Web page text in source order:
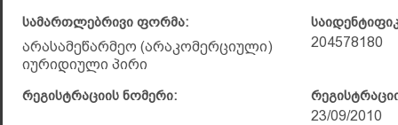
სამართლებრივი ფორმა:
არასამეწარმეო (არაკომერციული)
იურიდიული პირი
204578180
რეგისტრაციის ნომერი:
23/09/2010